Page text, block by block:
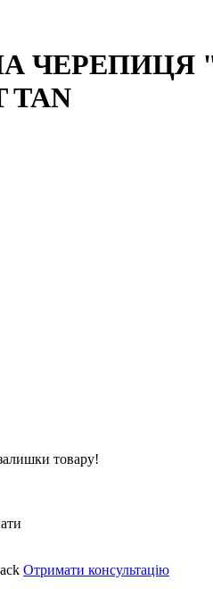
ЧЕРЕПИЦЯ
TAN
товару!
Отримати консультацію